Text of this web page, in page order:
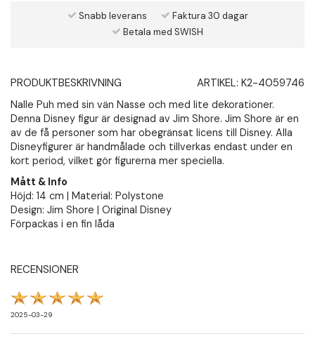
Snabb leverans
Faktura 30 dagar
Betala med SWISH
PRODUKTBESKRIVNING ARTIKEL: K2-4059746
Nalle Puh med sin vän Nasse och med lite dekorationer.
Denna Disney figur är designad av Jim Shore. Jim Shore är en
av de få personer som har obegränsat licens till Disney. Alla
Disneyfigurer är handmålade och tillverkas endast under en
kort period, vilket gör figurerna mer speciella.
Mått & Info
Höjd: 14 cm | Material: Polystone
Design: Jim Shore | Original Disney
Förpackas i en fin låda
RECENSIONER
2025-03-29